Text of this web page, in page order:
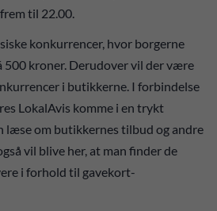
til 22.00.
konkurrencer, hvor borgerne
500 kroner. Derudover vil der være
i butikkerne. I forbindelse
LokalAvis komme i en trykt
læse om butikkernes tilbud og andre
vil blive her, at man finder de
i forhold til gavekort-